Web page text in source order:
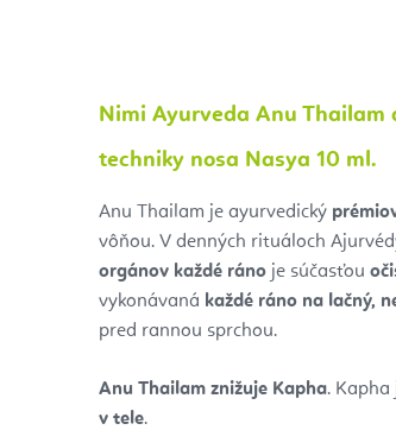
Nimi Ayurveda Anu Thailam
techniky nosa Nasya 10 ml.
Anu Thailam je ayurvedický
vôňou. V denných rituáloch
orgánov každé ráno je súčasťou
vykonávaná každé ráno na lačný,
pred rannou sprchou.
Anu Thailam znižuje Kapha. Kapha
v tele.